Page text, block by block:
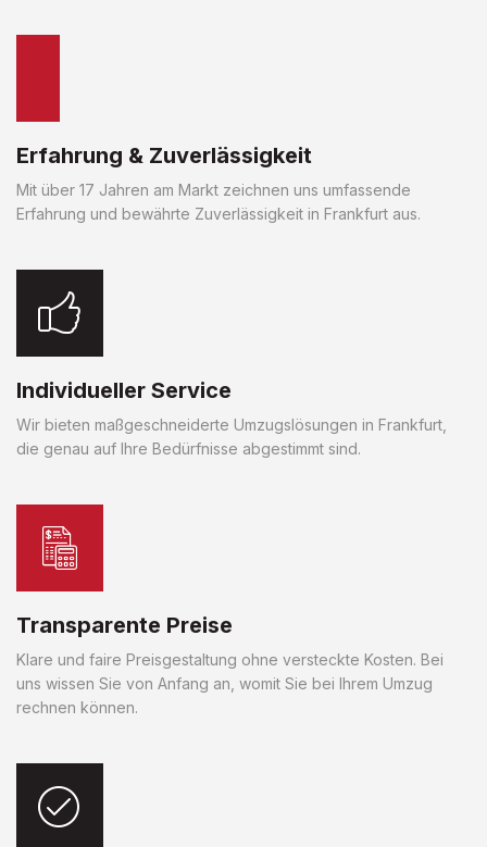
Erfahrung & Zuverlässigkeit
Mit über 17 Jahren am Markt zeichnen uns umfassende
Erfahrung und bewährte Zuverlässigkeit in Frankfurt aus.
Individueller Service
Wir bieten maßgeschneiderte Umzugslösungen in Frankfurt,
die genau auf Ihre Bedürfnisse abgestimmt sind.
Transparente Preise
Klare und faire Preisgestaltung ohne versteckte Kosten. Bei
uns wissen Sie von Anfang an, womit Sie bei Ihrem Umzug
rechnen können.